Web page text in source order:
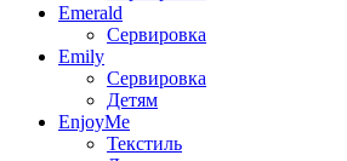
Emerald
Сервировка
Emily
Сервировка
Детям
EnjoyMe
Текстиль